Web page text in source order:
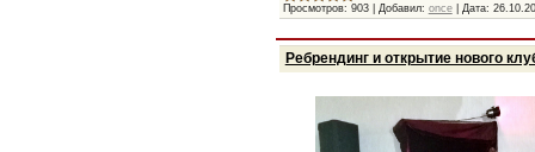
Просмотров: 903 Добавил: once Дата:
Ребрендинг и открытие нового